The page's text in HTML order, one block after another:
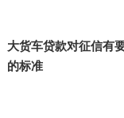
大货车贷款对征信有
的标准